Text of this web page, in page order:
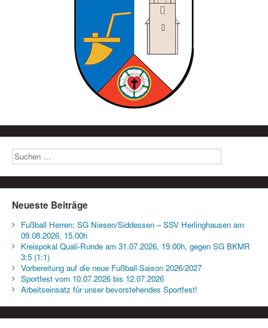
Neueste Beiträge
Fußball Herren: SG Niesen/Siddessen – SSV Herlinghausen am
09.08.2026, 15.00h
Kreispokal Quali-Runde am 31.07.2026, 19.00h, gegen SG BKMR
3:5 (1:1)
Vorbereitung auf die neue Fußball-Saison 2026/2027
Sportfest vom 10.07.2026 bis 12.07.2026
Arbeitseinsatz für unser bevorstehendes Sportfest!